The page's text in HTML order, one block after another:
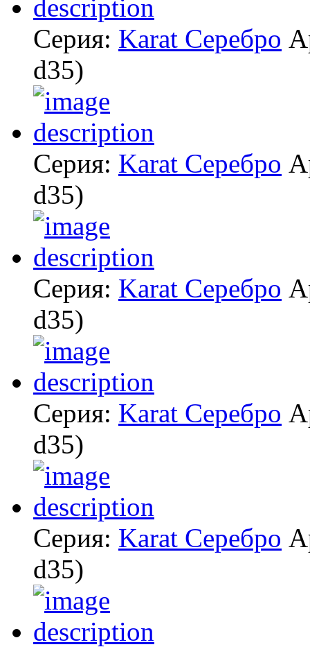
Серия: Karat Серебро
d35)
Серия: Karat Серебро
d35)
Серия: Karat Серебро
d35)
Серия: Karat Серебро
d35)
Серия: Karat Серебро
d35)